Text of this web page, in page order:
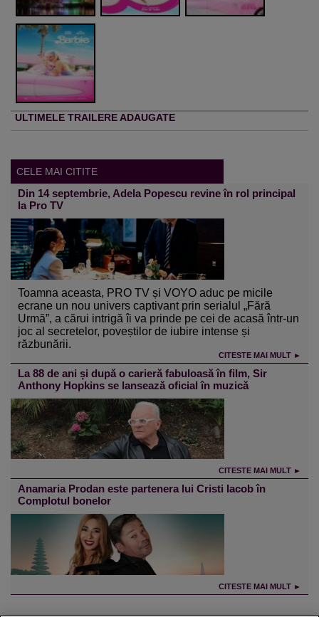
ULTIMELE TRAILERE ADAUGATE
CELE MAI CITITE
Din 14 septembrie, Adela Popescu revine în rol principal
la Pro TV
Toamna aceasta, PRO TV și VOYO aduc pe micile
ecrane un nou univers captivant prin serialul „Fără
Urmă”, a cărui intrigă îi va prinde pe cei de acasă într-un
joc al secretelor, poveștilor de iubire intense și
răzbunării.
CITESTE MAI MULT ►
La 88 de ani și după o carieră fabuloasă în film, Sir
Anthony Hopkins se lansează oficial în muzică
CITESTE MAI MULT ►
Anamaria Prodan este partenera lui Cristi Iacob în
Complotul bonelor
CITESTE MAI MULT ►